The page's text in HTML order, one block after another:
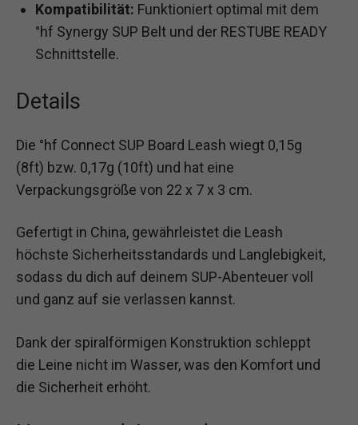
Kompatibilität: Funktioniert optimal mit dem
°hf Synergy SUP Belt und der RESTUBE READY
Schnittstelle.
Details
Die °hf Connect SUP Board Leash wiegt 0,15g
(8ft) bzw. 0,17g (10ft) und hat eine
Verpackungsgröße von 22 x 7 x 3 cm.
Gefertigt in China, gewährleistet die Leash
höchste Sicherheitsstandards und Langlebigkeit,
sodass du dich auf deinem SUP-Abenteuer voll
und ganz auf sie verlassen kannst.
Dank der spiralförmigen Konstruktion schleppt
die Leine nicht im Wasser, was den Komfort und
die Sicherheit erhöht.